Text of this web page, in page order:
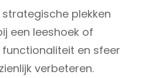
plekken
een leeshoek of
functionaliteit en sfeer
verbeteren.